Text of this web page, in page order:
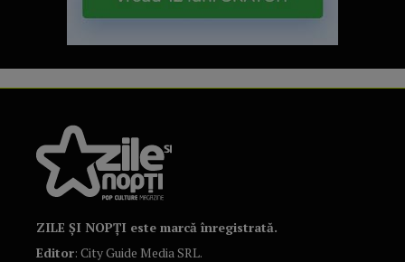
ZILE ȘI NOPȚI este marcă înregistrată.
Editor: City Guide Media SRL.